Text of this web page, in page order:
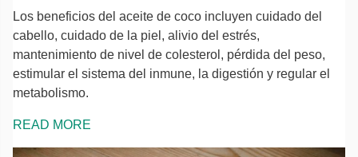
Los beneficios del aceite de coco incluyen cuidado del
cabello, cuidado de la piel, alivio del estrés,
mantenimiento de nivel de colesterol, pérdida del peso,
estimular el sistema del inmune, la digestión y regular el
metabolismo.
READ MORE